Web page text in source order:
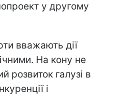
у другому
вважають дії
На кону не
розвиток галузі в
і